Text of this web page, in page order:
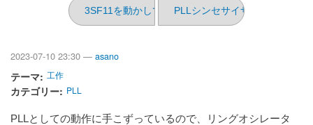
3SF11を動かしてみた、はずPLLシンセサイザ（その6）
2023-07-10 23:30 — asano
テーマ 工作
カテゴリー PLL
PLLとしての動作に手こずっているので、リングオシレータ